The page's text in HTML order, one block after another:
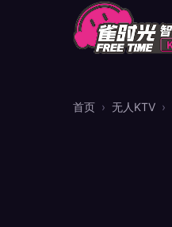
首页 › 无人KTV ›